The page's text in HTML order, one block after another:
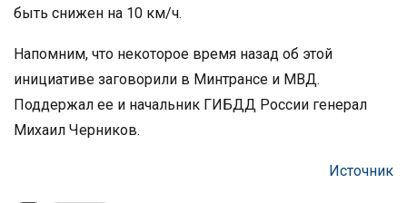
быть снижен на 10 км/ч.
Напомним, что некоторое время назад об этой
инициативе заговорили в Минтрансе и МВД.
Поддержал ее и начальник ГИБДД России генерал
Михаил Черников.
Источник